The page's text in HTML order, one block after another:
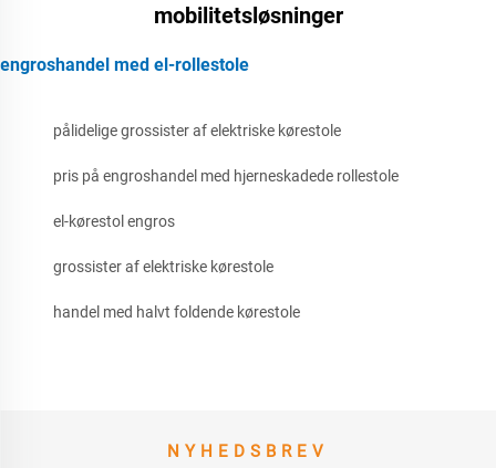
mobilitetsløsninger
engroshandel med el-rollestole
pålidelige grossister af elektriske kørestole
pris på engroshandel med hjerneskadede rollestole
el-kørestol engros
grossister af elektriske kørestole
handel med halvt foldende kørestole
NYHEDSBREV